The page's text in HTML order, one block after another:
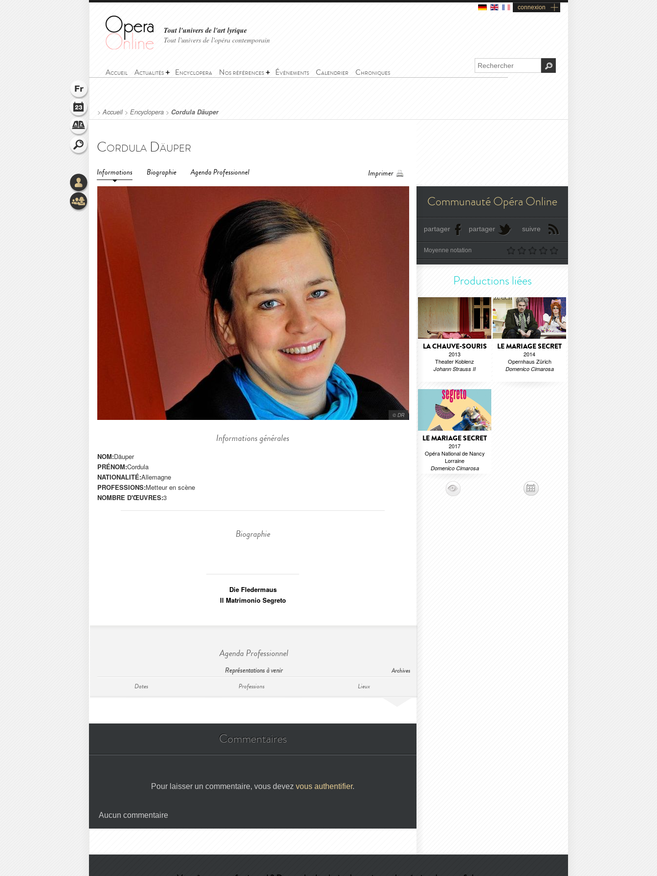
connexion
Tout l'univers de l'art lyrique
Tout l'univers de l'opéra contemporain
Accueil Actualités Encyclopera Nos références Événements Calendrier Chroniques
>Accueil> Encyclopera > Cordula Däuper
Cordula Däuper
Informations Biographie Agenda Professionnel Imprimer
© DR
Informations générales
NOM:Däuper
PRÉNOM:Cordula
NATIONALITÉ:Allemagne
PROFESSIONS:Metteur en scène
NOMBRE D'ŒUVRES:3
Biographie
Die Fledermaus
Il Matrimonio Segreto
Agenda Professionnel
Représentations à venir Archives
Dates Professions Lieux
Commentaires
Pour laisser un commentaire, vous devez vous authentifier.
Aucun commentaire
Communauté Opéra Online
partager partager suivre
Moyenne notation
Productions liées
LA CHAUVE-SOURIS
2013
Theater Koblenz
Johann Strauss II
LE MARIAGE SECRET
2014
Opernhaus Zürich
Domenico Cimarosa
LE MARIAGE SECRET
2017
Opéra National de Nancy
Lorraine
Domenico Cimarosa